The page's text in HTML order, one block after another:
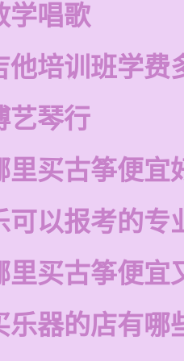
学唱歌
他培训班学费
艺琴行
里买古筝便宜
可以报考的专
里买古筝便宜
乐器的店有哪